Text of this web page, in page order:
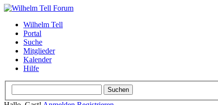
Wilhelm Tell
Portal
Suche
Mitglieder
Kalender
Hilfe